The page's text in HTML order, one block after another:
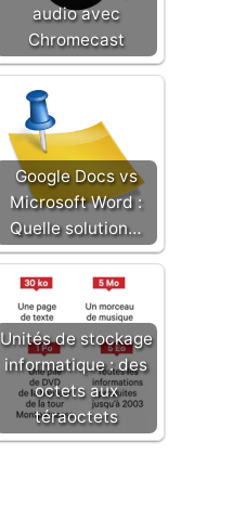
audio avec
Chromecast
Google Docs vs
Microsoft Word :
Quelle solution…
Unités de stockage
informatique : des
octets aux
téraoctets